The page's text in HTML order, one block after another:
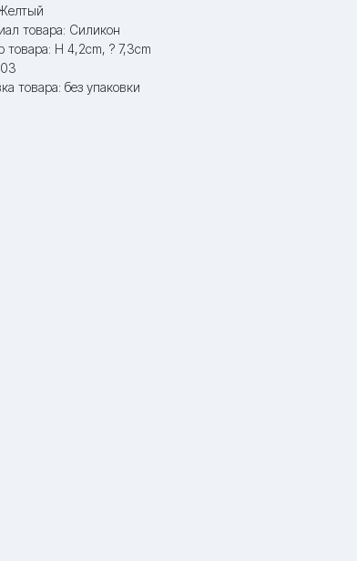
товара: Силикон
товара: H 4,2cm, ? 7,3cm
товара: без упаковки